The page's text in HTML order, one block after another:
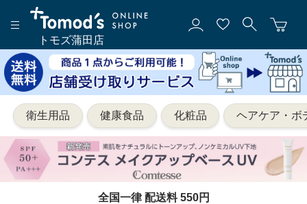
トモズ蒲田店
衛生用品 健康食品 化粧品 ヘアケア・ボ
全国一律 配送料 550円